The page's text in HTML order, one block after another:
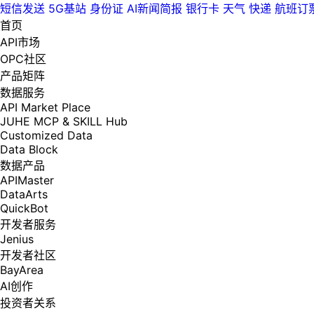
短信发送 5G基站 身份证 AI新闻简报 银行卡 天气 快递 航班订
首页
API市场
OPC社区
产品矩阵
数据服务
API Market Place
JUHE MCP & SKILL Hub
Customized Data
Data Block
数据产品
APIMaster
DataArts
QuickBot
开发者服务
Jenius
开发者社区
BayArea
AI创作
投资者关系